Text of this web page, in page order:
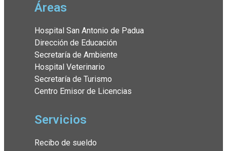
Áreas
Hospital San Antonio de Padua
Dirección de Educación
Secretaría de Ambiente
Hospital Veterinario
Secretaría de Turismo
Centro Emisor de Licencias
Servicios
Recibo de sueldo